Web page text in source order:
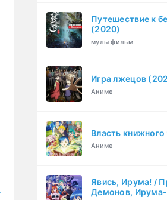
Путешествие к
(2020)
мультфильм
Игра лжецов
Аниме
Власть
Аниме
Явись, Ирума! /
Демонов, Ирума-